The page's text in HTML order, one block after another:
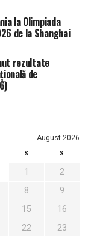
la Olimpiada
de la Shanghai
rezultate
de
August 2026
S S
1
2
8
9
15
16
22
23